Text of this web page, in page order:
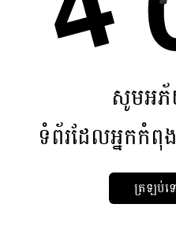
សូមអ
ទំព័រដែលអ្នកកំពុ
ត្រឡប់ទ